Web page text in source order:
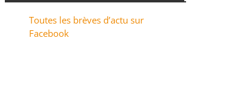
Toutes les brèves d’actu sur
Facebook